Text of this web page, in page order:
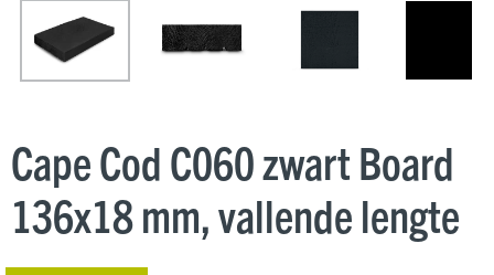
Cape Cod C060 zwart Board
136x18 mm, vallende lengte